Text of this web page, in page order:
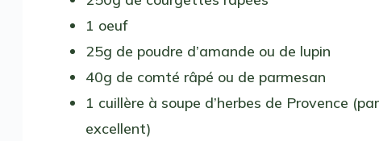
1 oeuf
25g de poudre d’amande ou de lupin
40g de comté râpé ou de parmesan
1 cuillère à soupe d’herbes de Provence
excellent)